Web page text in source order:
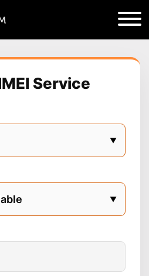
Service